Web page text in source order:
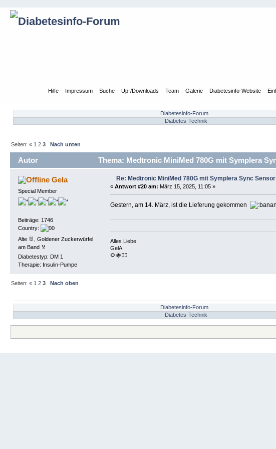
Hilfe Impressum Suche Up-/Downloads Team Galerie Diabetesinfo-Website
Diabetesinfo-Forum
Diabetes-Technik
Seiten:« 1 2 3 Nach unten
Autor Thema: Medtronic MiniMed 780G mit Symplera
Gela
Special Member
Beiträge: 1746
Country:
Alte 🐰, Goldener Zuckerwürfel
am Band 🏅
Diabetestyp: DM 1
Therapie: Insulin-Pumpe
Re: Medtronic MiniMed 780G mit Symplera Sync Sensor
« Antwort #20 am: März 15, 2025, 11:05 »
Gestern, am 14. März, ist die Lieferung gekommen
Alles Liebe
GelA
🌻🐝🏴‍☠️
Seiten:« 1 2 3
Nach oben
Diabetesinfo-Forum
Diabetes-Technik